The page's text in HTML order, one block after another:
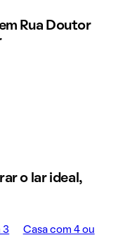
Rua Doutor
o lar ideal,
3
Casa com 4 ou